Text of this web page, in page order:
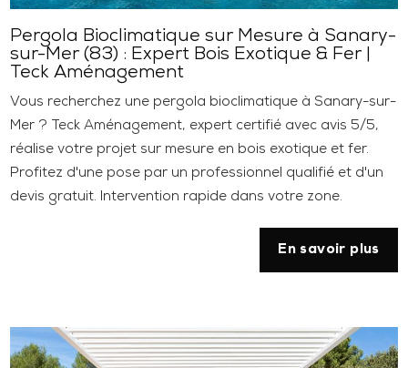
Pergola Bioclimatique sur Mesure à Sanary-
sur-Mer (83) : Expert Bois Exotique & Fer |
Teck Aménagement
Vous recherchez une pergola bioclimatique à Sanary-sur-
Mer ? Teck Aménagement, expert certifié avec avis 5/5,
réalise votre projet sur mesure en bois exotique et fer.
Profitez d'une pose par un professionnel qualifié et d'un
devis gratuit. Intervention rapide dans votre zone.
En savoir plus